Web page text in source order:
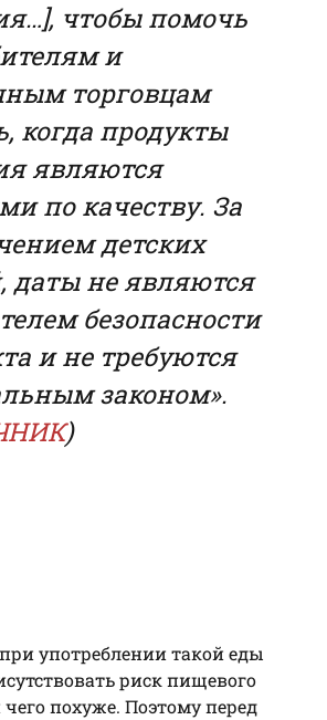
чтобы помочь
и
торговцам
когда продукты
являются
по качеству. За
детских
даты не являются
безопасности
и не требуются
законом».
)
употреблении такой еды
риск пищевого
похуже. Поэтому перед